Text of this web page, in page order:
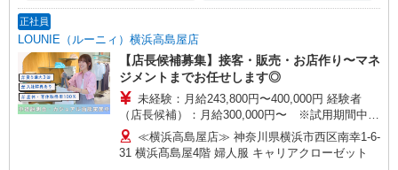
正社員
LOUNIE（ルーニィ）横浜高島屋店
【店長候補募集】接客・販売・お店作り〜マネ
ジメントまでお任せします◎
未経験：月給243,800円〜400,000円 経験者
（店長候補）：月給300,000円〜 ※試用期間中は
270,000円〜 ★固定残業手当：30,800円（月給に
含む） ※経験・能力考慮 ※固定残業時間は1ヶ月
あたり20時間、超過時は追加で残業手当支給 ※月
≪横浜高島屋店≫ 神奈川県横浜市西区南幸1-6-
31 横浜髙島屋4階 婦人服 キャリアクローゼット